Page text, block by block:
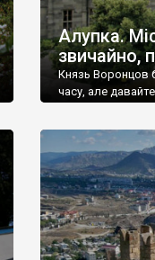
Алупка.
звичайно,
Князь Воронцов
часу, але